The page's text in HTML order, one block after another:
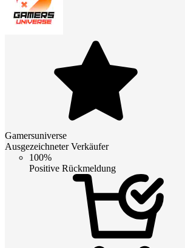
Gamersuniverse
Ausgezeichneter Verkäufer
100%
Positive Rückmeldung